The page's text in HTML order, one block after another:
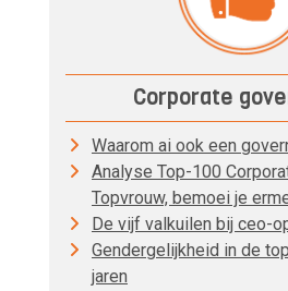
Corporate
Waarom ai ook een
Analyse Top-100
Topvrouw, bemoei je
De vijf valkuilen bij ceo-
Gendergelijkheid in de
jaren